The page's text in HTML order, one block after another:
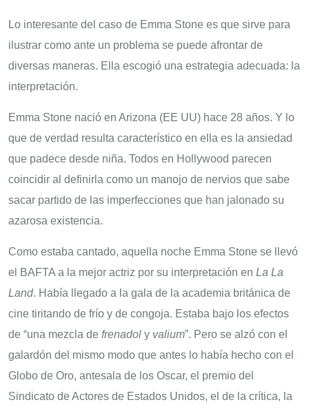
Lo interesante del caso de Emma Stone es que sirve para
ilustrar como ante un problema se puede afrontar de
diversas maneras. Ella escogió una estrategia adecuada: la
interpretación.
Emma Stone nació en Arizona (EE UU) hace 28 años. Y lo
que de verdad resulta característico en ella es la ansiedad
que padece desde niña. Todos en Hollywood parecen
coincidir al definirla como un manojo de nervios que sabe
sacar partido de las imperfecciones que han jalonado su
azarosa existencia.
Como estaba cantado, aquella noche Emma Stone se llevó
el BAFTA a la mejor actriz por su interpretación en La La
Land. Había llegado a la gala de la academia británica de
cine tiritando de frío y de congoja. Estaba bajo los efectos
de “una mezcla de frenadol y valium”. Pero se alzó con el
galardón del mismo modo que antes lo había hecho con el
Globo de Oro, antesala de los Oscar, el premio del
Sindicato de Actores de Estados Unidos, el de la crítica, la